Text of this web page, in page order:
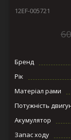
12EF-005721
Бренд
Рік
Матеріал рами
Потужність
Акумулятор
Запас ходу